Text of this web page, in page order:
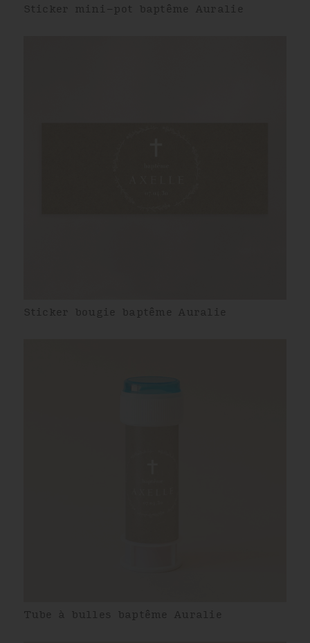
Sticker mini-pot baptême Auralie
Sticker bougie baptême Auralie
Tube à bulles baptême Auralie